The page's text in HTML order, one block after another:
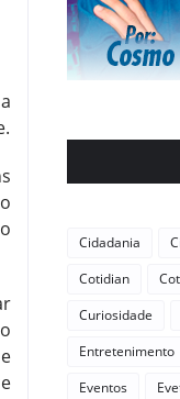
Cidadania
Cotidian
Curiosidade
Entretenimento
Eventos